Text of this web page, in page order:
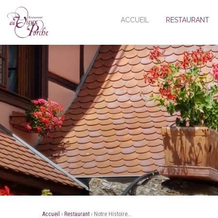
ACCUEIL RESTAURANT
VISITE
CARTE
MENUS
OFFRES
ACTUALITÉS
Accueil › Restaurant › Notre Histoire…